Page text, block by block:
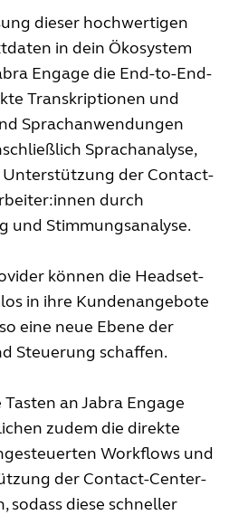
dieser hochwertigen
in dein Ökosystem
Engage die End-to-End-
Transkriptionen und
Sprachanwendungen
Sprachanalyse,
der Contact-
durch
und Stimmungsanalyse.
können die Headset-
in ihre Kundenangebote
eine neue Ebene der
Steuerung schaffen.
an Jabra Engage
zudem die direkte
Workflows und
der Contact-Center-
sodass diese schneller